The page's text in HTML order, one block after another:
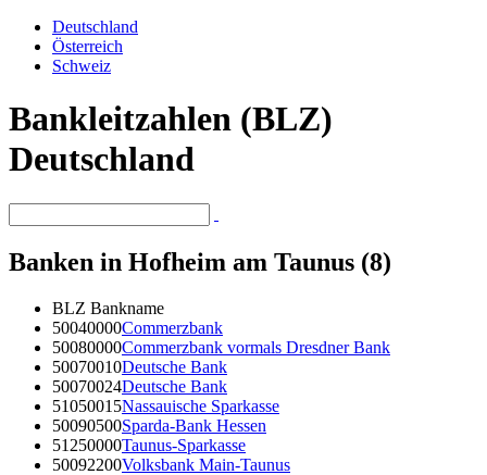
Deutschland
Österreich
Schweiz
Bankleitzahlen (BLZ)
Deutschland
Banken in Hofheim am Taunus (8)
BLZ Bankname
50040000Commerzbank
50080000Commerzbank vormals Dresdner Bank
50070010Deutsche Bank
50070024Deutsche Bank
51050015Nassauische Sparkasse
50090500Sparda-Bank Hessen
51250000Taunus-Sparkasse
50092200Volksbank Main-Taunus